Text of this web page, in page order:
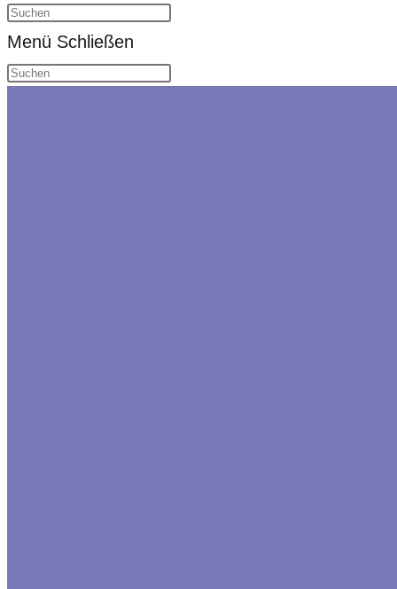
umschalten
Menü Schließen
Diese